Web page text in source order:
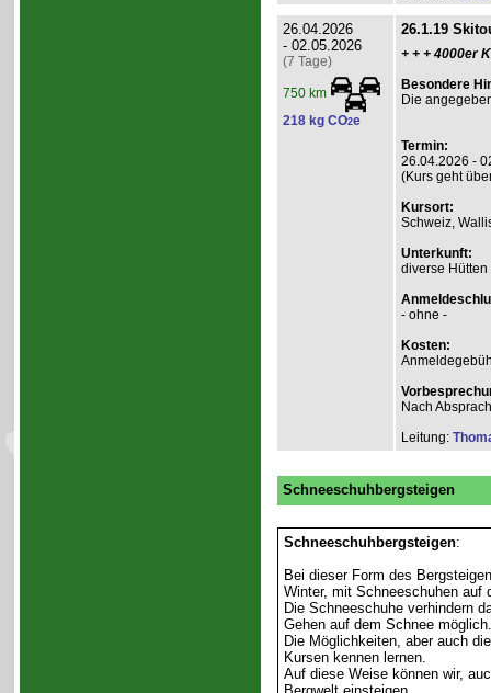
26.04.2026
- 02.05.2026
(7 Tage)
750 km
218 kg CO2e
26.1.19
+ + + 4000er
Besondere
Die
Termin:
26.04.2026 -
(Kurs geht
Kursort:
Schweiz,
Unterkunft:
diverse Hütten
- ohne -
Kosten:
Nach
Leitung:
Schneeschuhbergsteigen
Schneeschuhbergsteigen:
Bei dieser Form des
Winter, mit Schneeschuhen auf
Die Schneeschuhe verhindern
Gehen auf dem Schnee möglich.
Die Möglichkeiten, aber auch
Kursen kennen lernen.
Auf diese Weise können wir,